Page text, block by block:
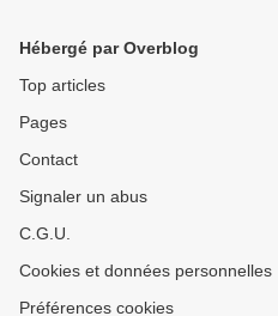
Hébergé par Overblog
Top articles
Pages
Contact
Signaler un abus
C.G.U.
Cookies et données personnelles
Préférences cookies